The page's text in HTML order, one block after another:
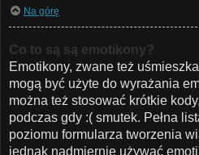
Na górę
Co to są są emotikony?
Emotikony, zwane też
mogą być użyte do wyrażania
można też stosować krótkie
podczas gdy :( smutek. Pełna
poziomu formularza tworzenia
jednak nadmiernie używać